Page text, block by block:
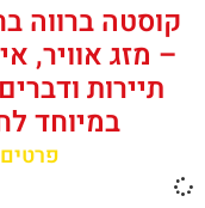
קוסטה ברווה
– מזג אוויר,
תיירות
במיוחד